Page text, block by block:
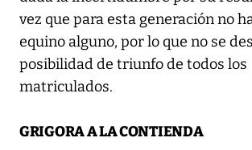
vez que para esta generación no
equino alguno, por lo que no se
posibilidad de triunfo de todos los
matriculados.
GRIGORA A LA CONTIENDA